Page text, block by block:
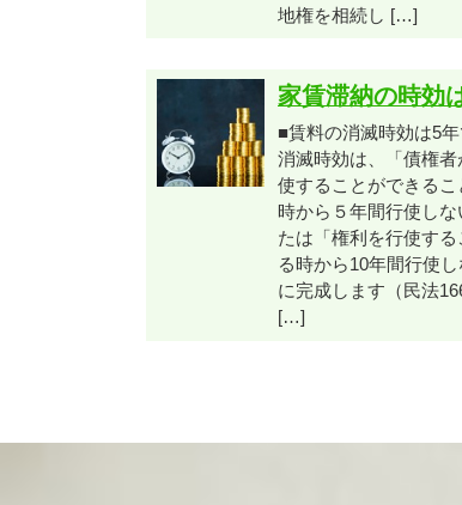
地権を相続し […]
家賃滞納の時効
■賃料の消滅時効は5
消滅時効は、「債権
使することができるこ
時から５年間行使しな
たは「権利を行使する
る時から10年間行使し
に完成します（民法
[…]